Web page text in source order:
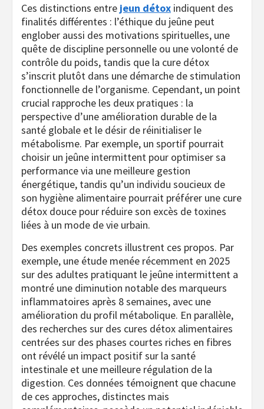
Ces distinctions entre jeun détox indiquent des
finalités différentes : l’éthique du jeûne peut
englober aussi des motivations spirituelles, une
quête de discipline personnelle ou une volonté de
contrôle du poids, tandis que la cure détox
s’inscrit plutôt dans une démarche de stimulation
fonctionnelle de l’organisme. Cependant, un point
crucial rapproche les deux pratiques : la
perspective d’une amélioration durable de la
santé globale et le désir de réinitialiser le
métabolisme. Par exemple, un sportif pourrait
choisir un jeûne intermittent pour optimiser sa
performance via une meilleure gestion
énergétique, tandis qu’un individu soucieux de
son hygiène alimentaire pourrait préférer une cure
détox douce pour réduire son excès de toxines
liées à un mode de vie urbain.
Des exemples concrets illustrent ces propos. Par
exemple, une étude menée récemment en 2025
sur des adultes pratiquant le jeûne intermittent a
montré une diminution notable des marqueurs
inflammatoires après 8 semaines, avec une
amélioration du profil métabolique. En parallèle,
des recherches sur des cures détox alimentaires
centrées sur des phases courtes riches en fibres
ont révélé un impact positif sur la santé
intestinale et une meilleure régulation de la
digestion. Ces données témoignent que chacune
de ces approches, distinctes mais